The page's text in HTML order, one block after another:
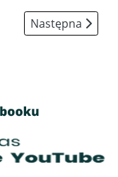
Następna
Następna